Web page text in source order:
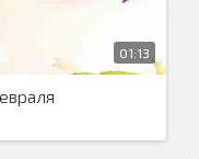
01:13